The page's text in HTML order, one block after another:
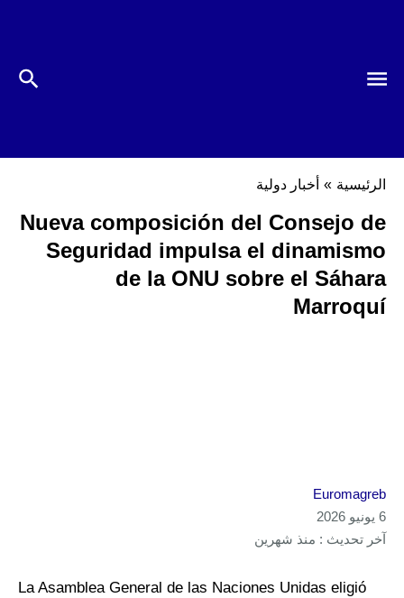
الرئيسية » أخبار دولية
Nueva composición del Consejo de
Seguridad impulsa el dinamismo
de la ONU sobre el Sáhara
Marroquí
Euromagreb
6 يونيو 2026
آخر تحديث : منذ شهرين
La Asamblea General de las Naciones Unidas eligió